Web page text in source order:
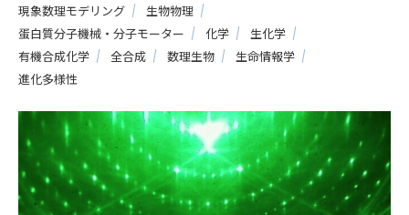
現象数理モデリング
生物物理
蛋白質分子機械・分子モーター
化学
生化学
有機合成化学
全合成 数理生物
生命情報学
進化多様性